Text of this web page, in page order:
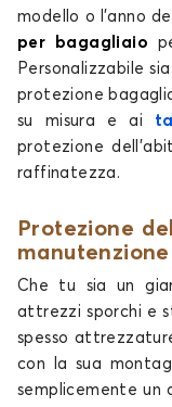
modello o l'anno
per bagagliaio
Personalizzabile
protezione
su misura e ai
protezione
raffinatezza.
Protezione
manutenzione
Che tu sia un
attrezzi sporchi e
spesso
con la sua
semplicemente un